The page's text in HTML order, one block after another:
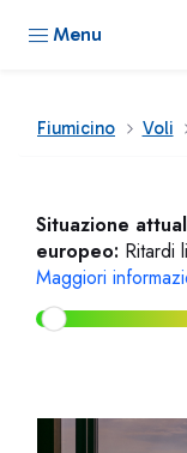
Menu
Fiumicino Voli
Situazione
europeo: Ritardi
Maggiori